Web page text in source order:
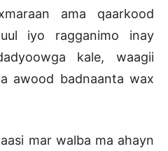
ama qaarkood
iyo ragganimo inay
kale, waagii
awood badnaanta wax
mar walba ma ahayn